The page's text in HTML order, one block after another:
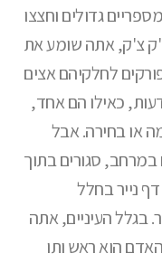
גדולים וחצצו
צ'ק, אתה שומע את
לחלקיהם אצים
כאילו הם אחד,
או בחירה. אבל
סגורים בתוך
נייר בחלל
העיניים, אתה
הוא ראש ותו